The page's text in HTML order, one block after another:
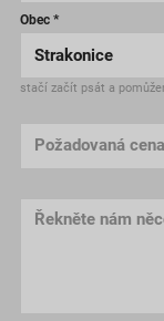
Obec *
stačí začít psát a
Požadovaná
Řekněte nám